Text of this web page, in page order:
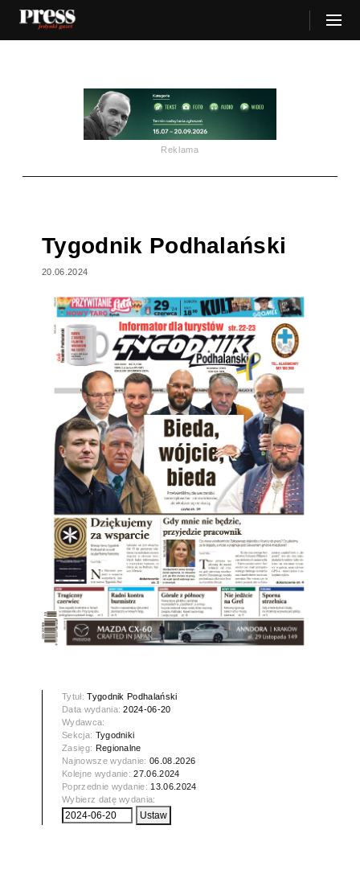
Reklama
Tygodnik Podhalański
20.06.2024
Tytuł:Tygodnik Podhalański
Data wydania:2024-06-20
Wydawca:
Sekcja: Tygodniki
Zasięg: Regionalne
Najnowsze wydanie:06.08.2026
Kolejne wydanie:27.06.2024
Poprzednie wydanie: 13.06.2024
Wybierz datę wydania: